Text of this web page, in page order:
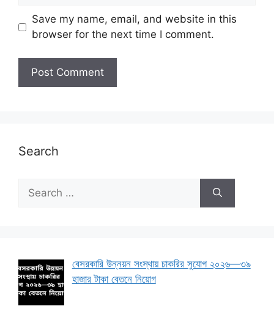
Save my name, email, and website in this
browser for the next time I comment.
Search
for:
বেসরকারি উন্নয়ন সংস্থায় চাকরির সুযোগ ২০২৬—৩৯
হাজার টাকা বেতনে নিয়োগ